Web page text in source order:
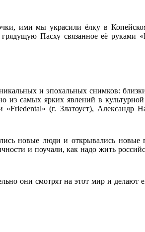
ими мы украсили ёлку в Копейском
Пасху связанное её
и эпохальных снимков:
самых ярких явлений в
(г. Златоуст), Александр
новые люди и открывались
и поучали, как надо жить
они смотрят на этот мир и